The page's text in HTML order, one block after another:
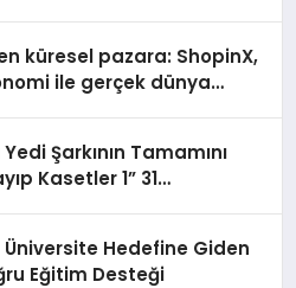
küresel pazara: ShopinX,
ile gerçek dünya
Şarkının Tamamını
Kasetler 1” 31
Üniversite Hedefine Giden
Eğitim Desteği